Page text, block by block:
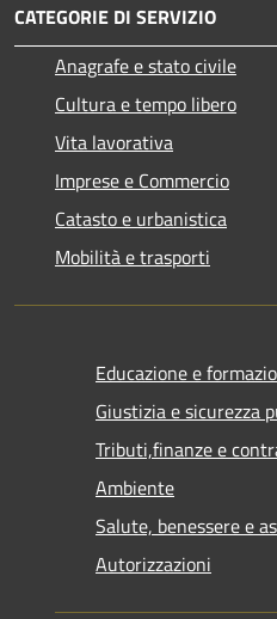
CATEGORIE DI SERVIZIO
Anagrafe e stato civile
Cultura e tempo libero
Vita lavorativa
Imprese e Commercio
Catasto e urbanistica
Mobilità e trasporti
Educazione e
Giustizia e sicurezza
Tributi,finanze e
Ambiente
Salute, benessere e
Autorizzazioni